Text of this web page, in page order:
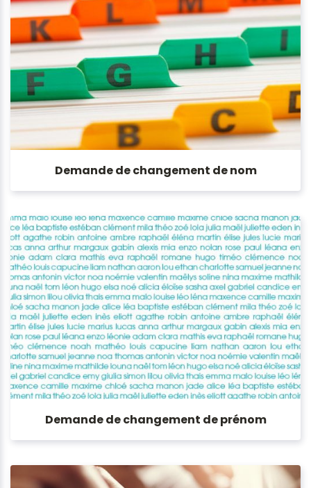
Demande de changement de nom
Demande de changement de prénom